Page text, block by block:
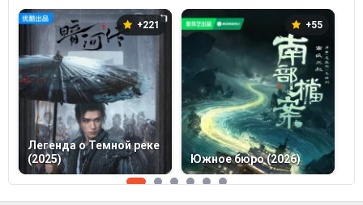
+221
Легенда о Темной реке
(2025)
+55
Южное бюро (2026)